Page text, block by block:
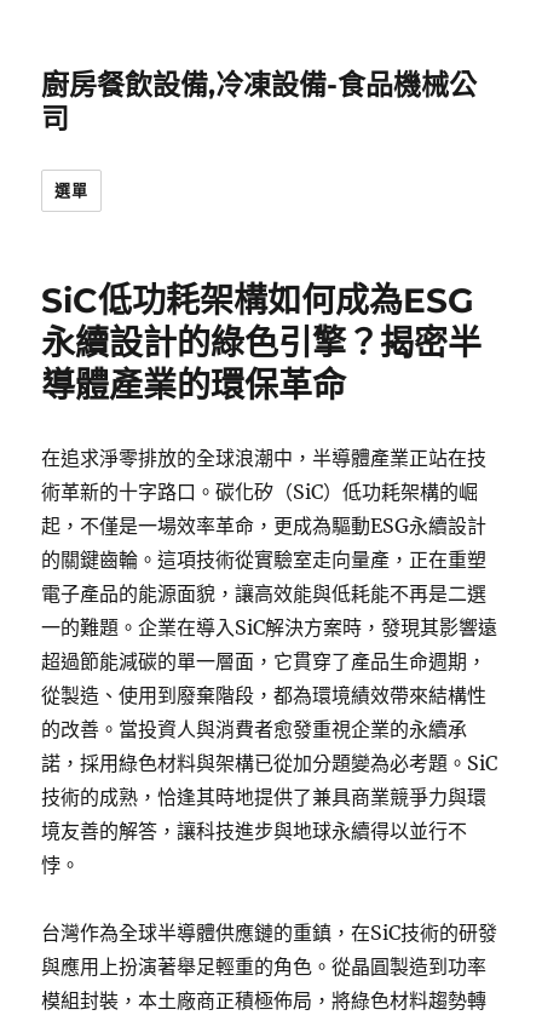
廚房餐飲設備,冷凍設備-食品機械公
司
選單
SiC低功耗架構如何成為ESG
永續設計的綠色引擎？揭密半
導體產業的環保革命
在追求淨零排放的全球浪潮中，半導體產業正站在技
術革新的十字路口。碳化矽（SiC）低功耗架構的崛
起，不僅是一場效率革命，更成為驅動ESG永續設計
的關鍵齒輪。這項技術從實驗室走向量產，正在重塑
電子產品的能源面貌，讓高效能與低耗能不再是二選
一的難題。企業在導入SiC解決方案時，發現其影響遠
超過節能減碳的單一層面，它貫穿了產品生命週期，
從製造、使用到廢棄階段，都為環境績效帶來結構性
的改善。當投資人與消費者愈發重視企業的永續承
諾，採用綠色材料與架構已從加分題變為必考題。SiC
技術的成熟，恰逢其時地提供了兼具商業競爭力與環
境友善的解答，讓科技進步與地球永續得以並行不
悖。
台灣作為全球半導體供應鏈的重鎮，在SiC技術的研發
與應用上扮演著舉足輕重的角色。從晶圓製造到功率
模組封裝，本土廠商正積極佈局，將綠色材料趨勢轉